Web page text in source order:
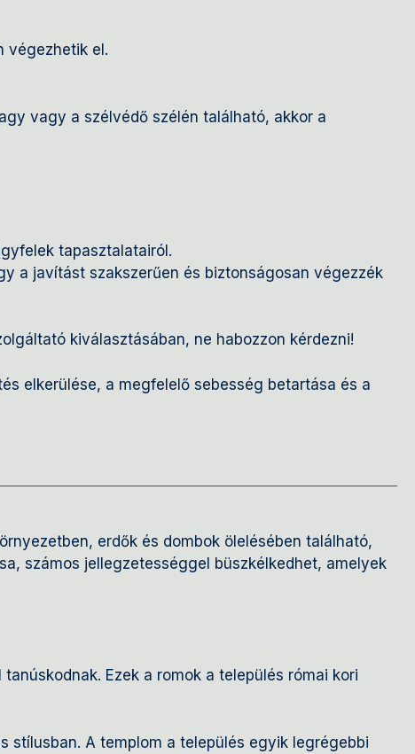
végezhetik el.
vagy a szélvédő szélén található, akkor a
tapasztalatairól.
a javítást szakszerűen és biztonságosan végezzék
kiválasztásában, ne habozzon kérdezni!
elkerülése, a megfelelő sebesség betartása és a
erdők és dombok ölelésében található,
számos jellegzetességgel büszkélkedhet, amelyek
Ezek a romok a település római kori
stílusban. A templom a település egyik legrégebbi